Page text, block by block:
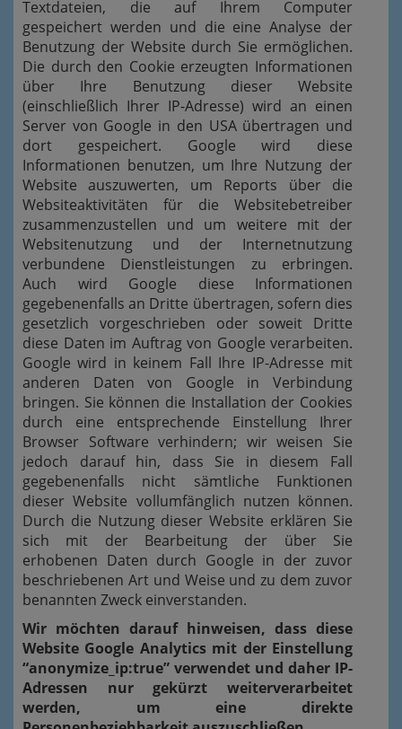
Textdateien, die auf Ihrem Computer
gespeichert werden und die eine Analyse der
Benutzung der Website durch Sie ermöglichen.
Die durch den Cookie erzeugten Informationen
über Ihre Benutzung dieser Website
(einschließlich Ihrer IP-Adresse) wird an einen
Server von Google in den USA übertragen und
dort gespeichert. Google wird diese
Informationen benutzen, um Ihre Nutzung der
Website auszuwerten, um Reports über die
Websiteaktivitäten für die Websitebetreiber
zusammenzustellen und um weitere mit der
Websitenutzung und der Internetnutzung
verbundene Dienstleistungen zu erbringen.
Auch wird Google diese Informationen
gegebenenfalls an Dritte übertragen, sofern dies
gesetzlich vorgeschrieben oder soweit Dritte
diese Daten im Auftrag von Google verarbeiten.
Google wird in keinem Fall Ihre IP-Adresse mit
anderen Daten von Google in Verbindung
bringen. Sie können die Installation der Cookies
durch eine entsprechende Einstellung Ihrer
Browser Software verhindern; wir weisen Sie
jedoch darauf hin, dass Sie in diesem Fall
gegebenenfalls nicht sämtliche Funktionen
dieser Website vollumfänglich nutzen können.
Durch die Nutzung dieser Website erklären Sie
sich mit der Bearbeitung der über Sie
erhobenen Daten durch Google in der zuvor
beschriebenen Art und Weise und zu dem zuvor
benannten Zweck einverstanden.
Wir möchten darauf hinweisen, dass diese
Website Google Analytics mit der Einstellung
“anonymize_ip:true” verwendet und daher IP-
Adressen nur gekürzt weiterverarbeitet
werden, um eine direkte